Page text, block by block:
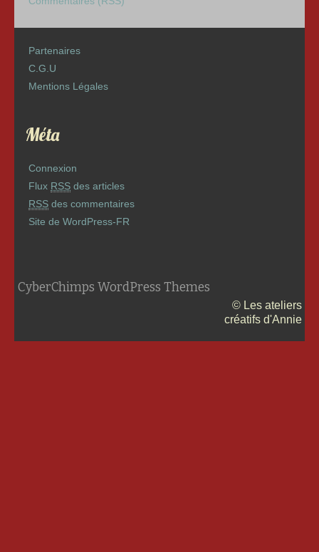
Partenaires
C.G.U
Mentions Légales
Méta
Connexion
Flux RSS des articles
RSS des commentaires
Site de WordPress-FR
CyberChimps WordPress Themes
© Les ateliers
créatifs d'Annie